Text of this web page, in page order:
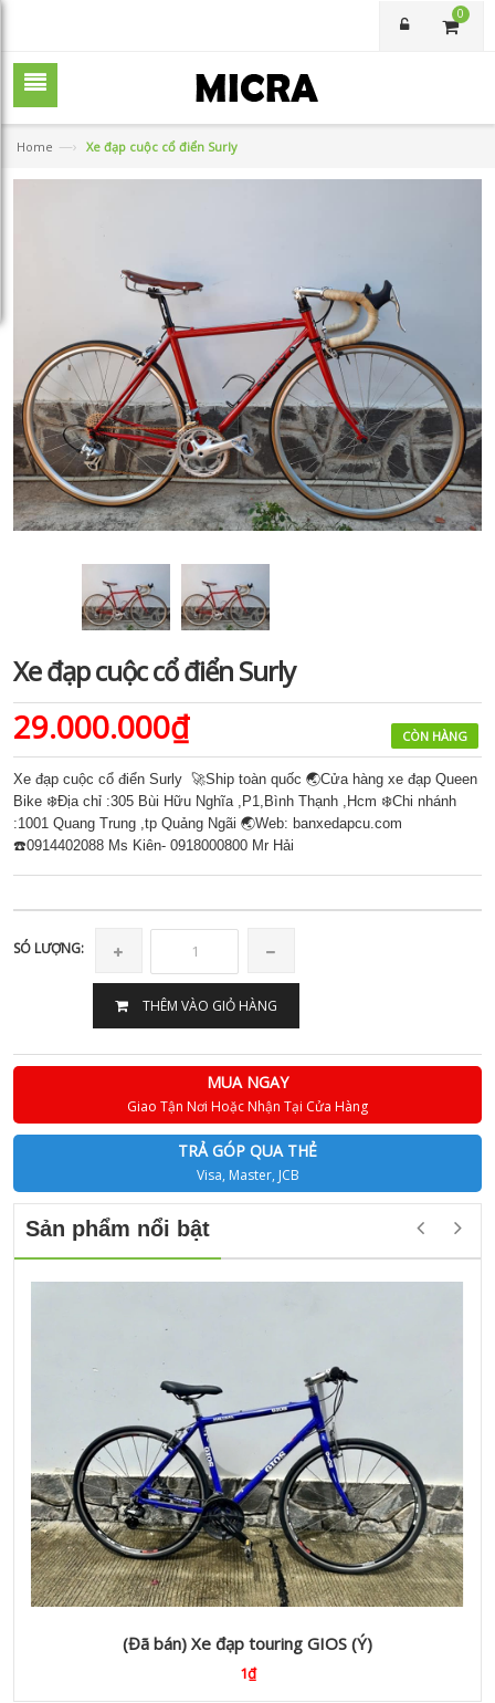
0
Home —› Xe đạp cuộc cổ điển Surly
Xe đạp cuộc cổ điển Surly
CÒN HÀNG
29.000.000₫
Xe đạp cuộc cổ điển Surly 🚀Ship toàn quốc 🌏Cửa hàng xe đạp Queen
Bike ❄️Địa chỉ :305 Bùi Hữu Nghĩa ,P1,Bình Thạnh ,Hcm ❄️Chi nhánh
:1001 Quang Trung ,tp Quảng Ngãi 🌏Web: banxedapcu.com
☎️0914402088 Ms Kiên- 0918000800 Mr Hải
SÓ LƯỢNG:
THÊM VÀO GIỎ HÀNG
MUA NGAY
Giao Tận Nơi Hoặc Nhận Tại Cửa Hàng
TRẢ GÓP QUA THẺ
Visa, Master, JCB
Sản phẩm nổi bật
(Đã bán) Xe đạp touring GIOS (Ý)
1₫